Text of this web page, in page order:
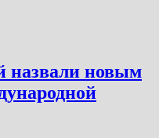
назвали новым